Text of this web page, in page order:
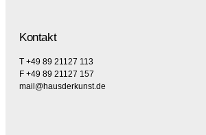
Kontakt
T +49 89 21127 113
F +49 89 21127 157
mail@hausderkunst.de